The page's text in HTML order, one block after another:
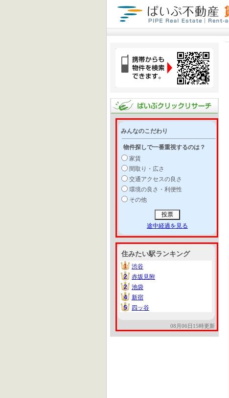
みんなのこだわり
物件探しで一番重視するのは？
家賃
間取り・広さ
交通アクセスの良さ
環境の良さ・利便性
その他
途中経過を見る
住みたい駅ランキング
1
1
渋谷
2
2
赤坂見附
2
2
池袋
4
4
新宿
5
5 四ッ谷
08月06日15時更新